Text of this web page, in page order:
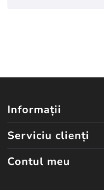
Informații
Serviciu clienți
Contul meu